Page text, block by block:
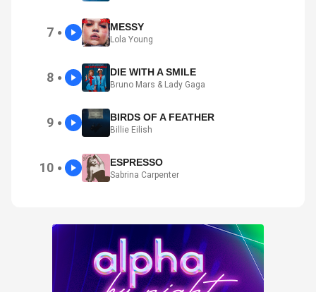
7 ● MESSY
Lola Young
8 ● DIE WITH A SMILE
Bruno Mars & Lady Gaga
9 ● BIRDS OF A FEATHER
Billie Eilish
10 ● ESPRESSO
Sabrina Carpenter